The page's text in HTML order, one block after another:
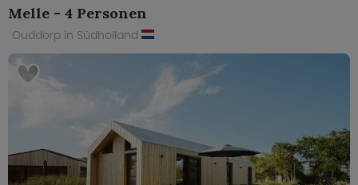
Melle - 4 Personen
Ouddorp in Südholland